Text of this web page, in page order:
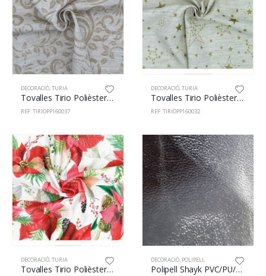
DECORACIÓ,TURIA
Tovalles Tirio Polièster 100% 160cm Centorial 37
REF: TIRIOPP160037
DECORACIÓ,TURIA
Tovalles Tirio Polièster 100% 160cm Estrelles 32
REF: TIRIOPP160032
DECORACIÓ,TURIA
Tovalles Tirio Polièster 100% 160cm Pascua 25
DECORACIÓ, POLIPELL
Polipell Shayk PVC/PU/PE 83/2/15% 140cm Plata